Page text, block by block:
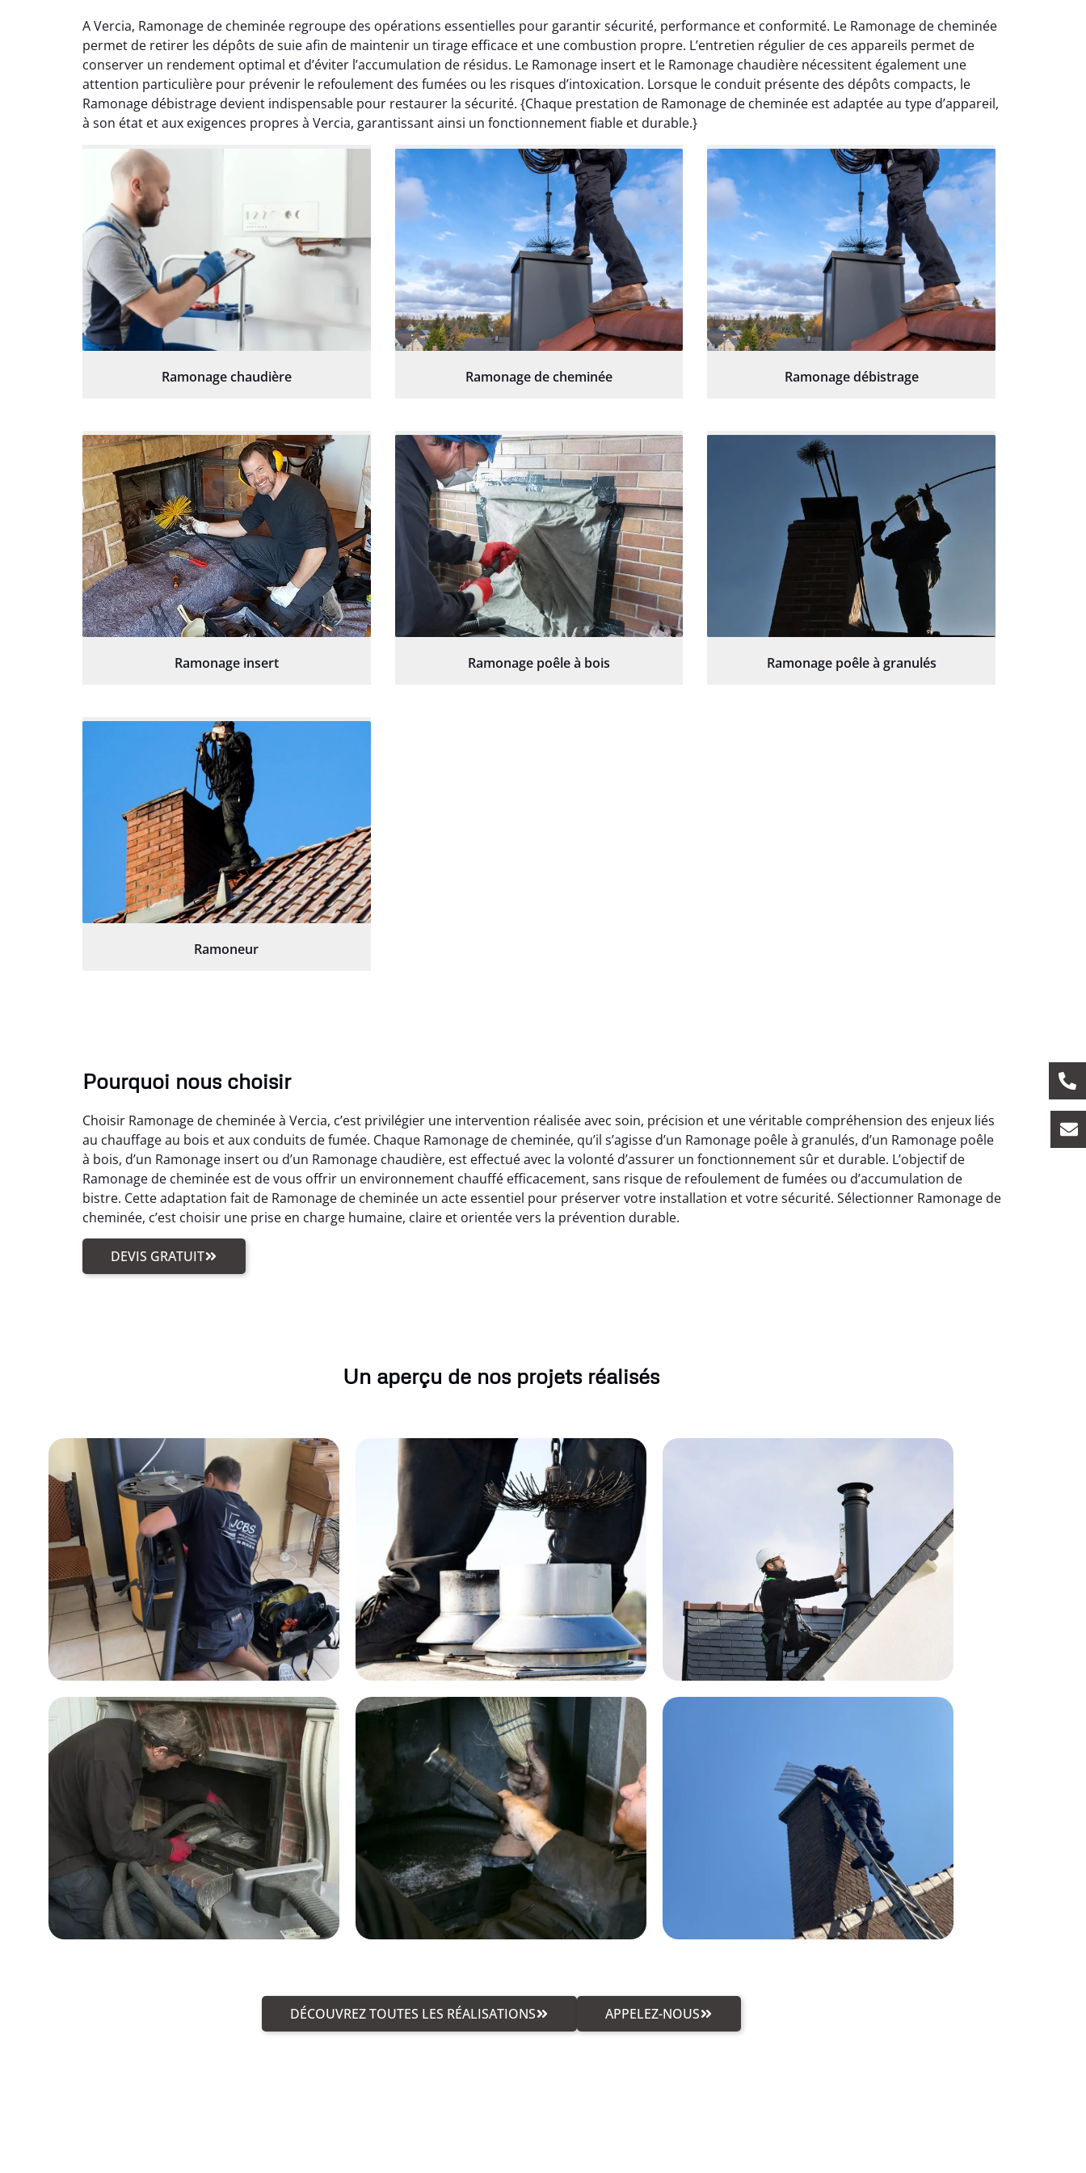
A Vercia, Ramonage de cheminée regroupe des opérations essentielles pour garantir sécurité, performance et conformité. Le Ramonage de cheminée
permet de retirer les dépôts de suie afin de maintenir un tirage efficace et une combustion propre. L’entretien régulier de ces appareils permet de
conserver un rendement optimal et d’éviter l’accumulation de résidus. Le Ramonage insert et le Ramonage chaudière nécessitent également une
attention particulière pour prévenir le refoulement des fumées ou les risques d’intoxication. Lorsque le conduit présente des dépôts compacts, le
Ramonage débistrage devient indispensable pour restaurer la sécurité. {Chaque prestation de Ramonage de cheminée est adaptée au type d’appareil,
à son état et aux exigences propres à Vercia, garantissant ainsi un fonctionnement fiable et durable.}
Ramonage chaudière Ramonage de cheminée Ramonage débistrage
Ramonage insert Ramonage poêle à bois Ramonage poêle à granulés
Ramoneur
Pourquoi nous choisir
Choisir Ramonage de cheminée à Vercia, c’est privilégier une intervention réalisée avec soin, précision et une véritable compréhension des enjeux liés
au chauffage au bois et aux conduits de fumée. Chaque Ramonage de cheminée, qu’il s’agisse d’un Ramonage poêle à granulés, d’un Ramonage poêle
à bois, d’un Ramonage insert ou d’un Ramonage chaudière, est effectué avec la volonté d’assurer un fonctionnement sûr et durable. L’objectif de
Ramonage de cheminée est de vous offrir un environnement chauffé efficacement, sans risque de refoulement de fumées ou d’accumulation de
bistre. Cette adaptation fait de Ramonage de cheminée un acte essentiel pour préserver votre installation et votre sécurité. Sélectionner Ramonage de
cheminée, c’est choisir une prise en charge humaine, claire et orientée vers la prévention durable.
DEVIS GRATUIT
Un aperçu de nos projets réalisés
DÉCOUVREZ TOUTES LES RÉALISATIONS APPELEZ-NOUS